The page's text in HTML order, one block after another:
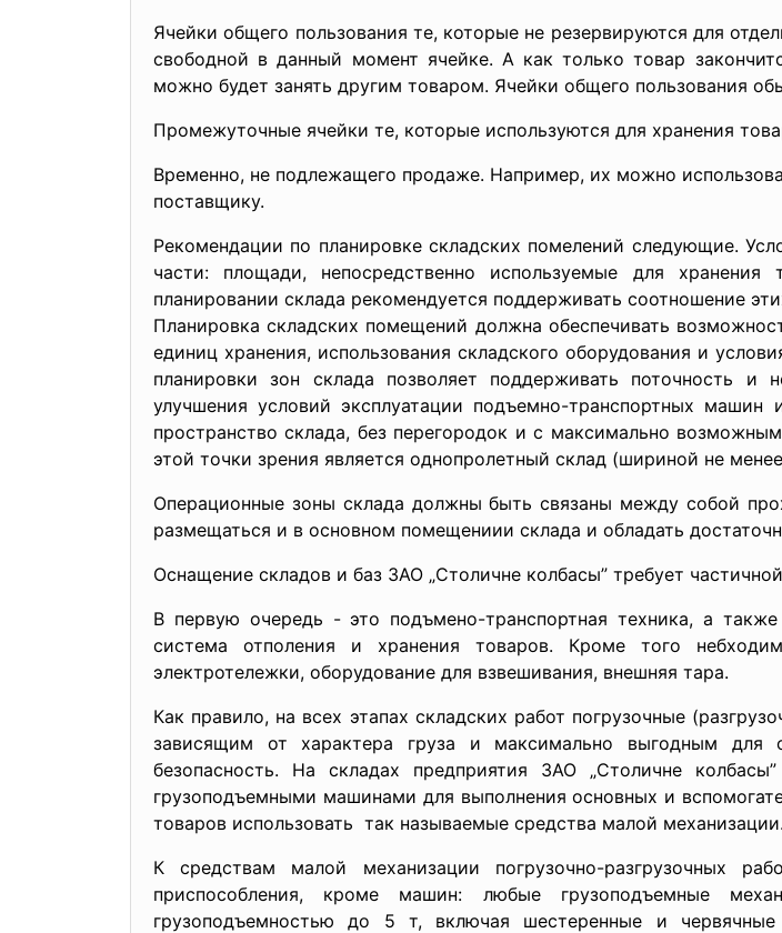
Ячейки общего пользования те, которые не резервируются для
свободной в данный момент ячейке. А как только товар
можно будет занять другим товаром. Ячейки общего пользования
Промежуточные ячейки те, которые используются для хранения
Временно, не подлежащего продаже. Например, их можно
поставщику.
Рекомендации по планировке складских помелений следующие.
части: площади, непосредственно используемые для
планировании склада рекомендуется поддерживать соотношение
Планировка складских помещений должна обеспечивать
единиц хранения, использования складского оборудования и
планировки зон склада позволяет поддерживать поточность и
улучшения условий эксплуатации подъемно-транспортных
пространство склада, без перегородок и с максимально
этой точки зрения является однопролетный склад (шириной не
Операционные зоны склада должны быть связаны между собой
размещаться и в основном помещениии склада и обладать
Оснащение складов и баз ЗАО „Столичне колбасы” требует
В первую очередь - это подъмено-транспортная техника, а
система отполения и хранения товаров. Кроме того
электротележки, оборудование для взвешивания, внешняя тара.
Как правило, на всех этапах складских работ погрузочные
зависящим от характера груза и максимально выгодным для
безопасность. На складах предприятия ЗАО „Столичне
грузоподъемными машинами для выполнения основных и
товаров использовать так называемые средства малой механизации.
К средствам малой механизации погрузочно-разгрузочных
приспособления, кроме машин: любые грузоподъемные
грузоподъемностью до 5 т, включая шестеренные и